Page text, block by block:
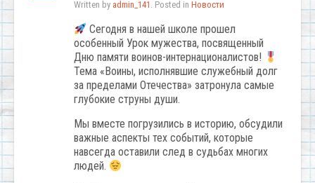
Written by admin_141 . Posted in Новости
Сегодня в нашей школе прошел
особенный Урок мужества, посвященный
Дню памяти воинов-интернационалистов!
Тема «Воины, исполнявшие служебный долг
за пределами Отечества» затронула самые
глубокие струны души.
Мы вместе погрузились в историю, обсудили
важные аспекты тех событий, которые
навсегда оставили след в судьбах многих
людей.